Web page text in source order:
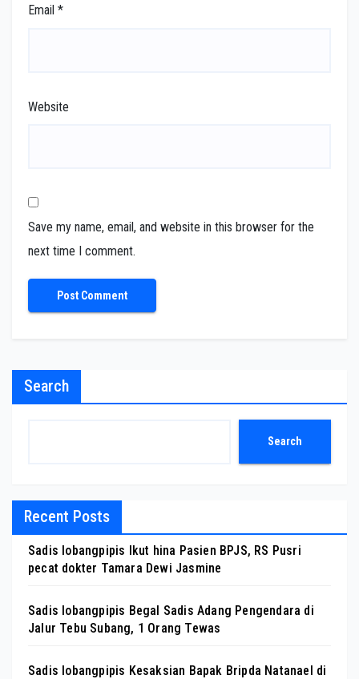
Email *
Website
Save my name, email, and website in this browser for the
next time I comment.
Search
Search
Recent Posts
Sadis lobangpipis Ikut hina Pasien BPJS, RS Pusri
pecat dokter Tamara Dewi Jasmine
Sadis lobangpipis Begal Sadis Adang Pengendara di
Jalur Tebu Subang, 1 Orang Tewas
Sadis lobangpipis Kesaksian Bapak Bripda Natanael di